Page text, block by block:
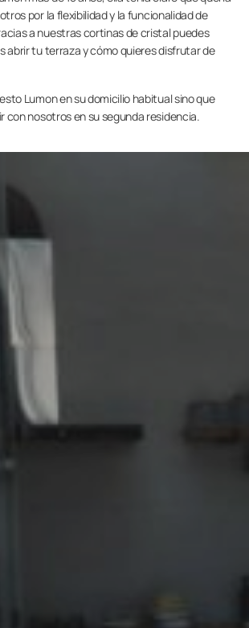
por la flexibilidad y la funcionalidad de
a nuestras cortinas de cristal puedes
abrir tu terraza y cómo quieres disfrutar de
Lumon en su domicilio habitual sino que
con nosotros en su segunda residencia.